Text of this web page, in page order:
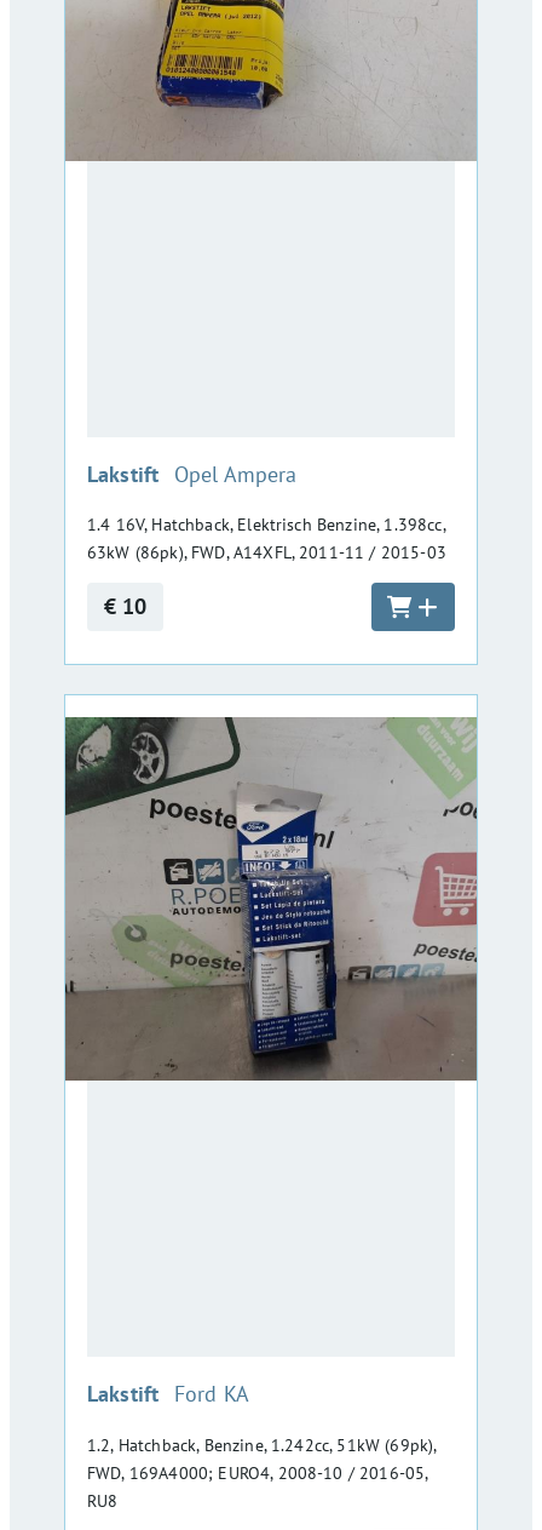
Lakstift :Opel Ampera
1.4 16V, Hatchback, Elektrisch Benzine, 1.398cc,
63kW (86pk), FWD, A14XFL, 2011-11 / 2015-03
€ 10
Lakstift :Ford KA
1.2, Hatchback, Benzine, 1.242cc, 51kW (69pk),
FWD, 169A4000; EURO4, 2008-10 / 2016-05,
RU8